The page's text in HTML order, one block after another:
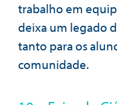
trabalho em
deixa um legado
tanto para os
comunidade.